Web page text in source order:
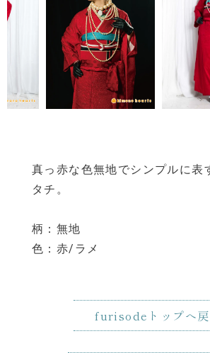
真っ赤な色無地でシンプルに表
タチ。
柄：無地
色：赤/ラメ
furisodeトップへ戻